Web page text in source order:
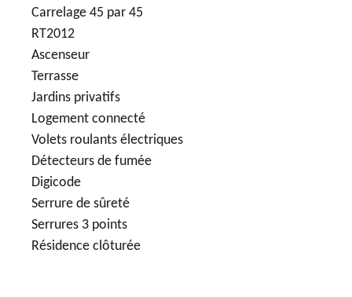
Carrelage 45 par 45
RT2012
Ascenseur
Terrasse
Jardins privatifs
Logement connecté
Volets roulants électriques
Détecteurs de fumée
Digicode
Serrure de sûreté
Serrures 3 points
Résidence clôturée